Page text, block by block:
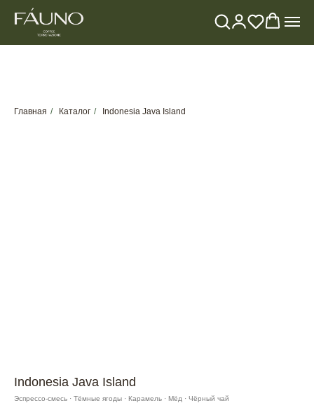
Главная / Каталог / Indonesia Java Island
Indonesia Java Island
Эспрессо-смесь · Тёмные ягоды · Карамель · Мёд · Чёрный чай